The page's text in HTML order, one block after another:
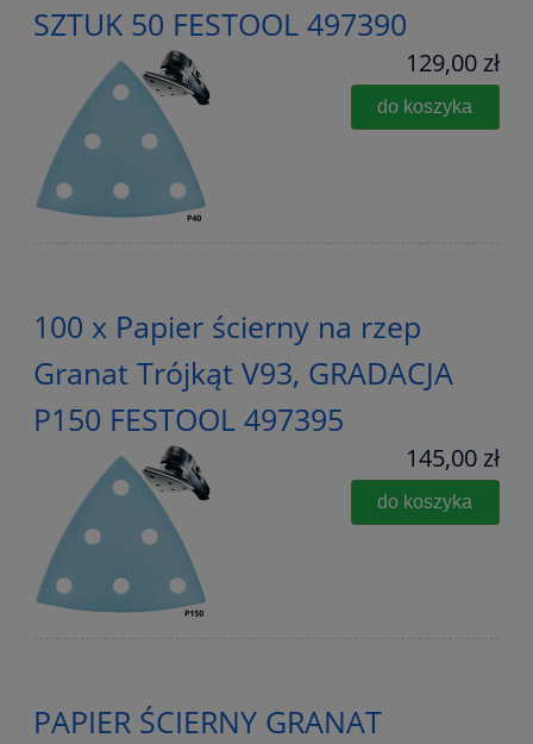
SZTUK 50 FESTOOL 497390
129,00 zł
do koszyka
100 x Papier ścierny na rzep
Granat Trójkąt V93, GRADACJA
P150 FESTOOL 497395
145,00 zł
do koszyka
PAPIER ŚCIERNY GRANAT